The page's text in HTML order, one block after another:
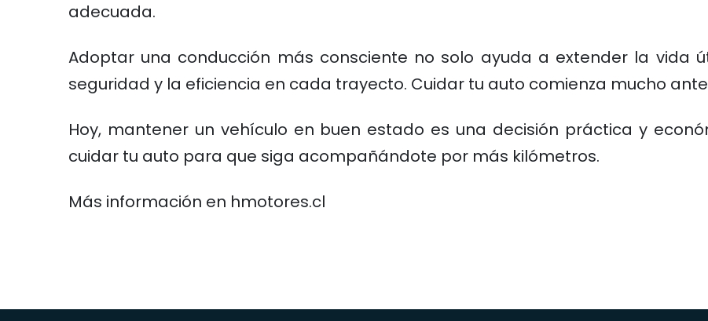
adecuada.
Adoptar una conducción más consciente no solo ayuda a extender la vida
seguridad y la eficiencia en cada trayecto. Cuidar tu auto comienza mucho
Hoy, mantener un vehículo en buen estado es una decisión práctica y
cuidar tu auto para que siga acompañándote por más kilómetros.
Más información en hmotores.cl